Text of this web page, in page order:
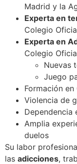
Madrid y la
Experta en
Colegio
Experta en
Colegio
Nuevas
Juego
Formación
Violencia de
Dependencia
Amplia
duelos
Su labor
las adicciones,